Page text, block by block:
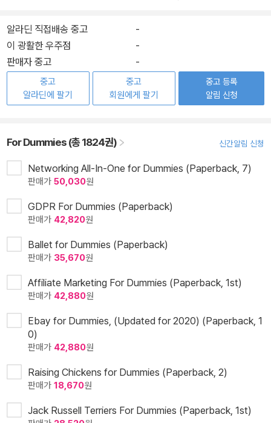
알라딘 직접배송 중고
-
이 광활한 우주점
-
판매자 중고
-
중고
알라딘에 팔기
중고
회원에게 팔기
중고 등록
알림 신청
For Dummies (총 1824권) 신간알림 신청
Networking All-In-One for Dummies (Paperback, 7)
판매가 50,030원
GDPR For Dummies (Paperback)
판매가 42,820원
Ballet for Dummies (Paperback)
판매가 35,670원
Affiliate Marketing For Dummies (Paperback, 1st)
판매가 42,880원
Ebay for Dummies, (Updated for 2020) (Paperback, 1
0)
판매가 42,880원
Raising Chickens for Dummies (Paperback, 2)
판매가 18,670원
Jack Russell Terriers For Dummies (Paperback, 1st)